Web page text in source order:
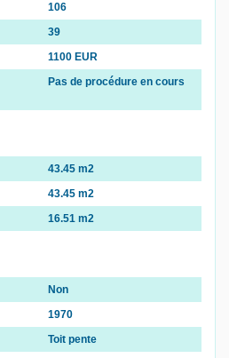
106
39
1100 EUR
Pas de procédure en cours
43.45 m2
43.45 m2
16.51 m2
Non
1970
Toit pente